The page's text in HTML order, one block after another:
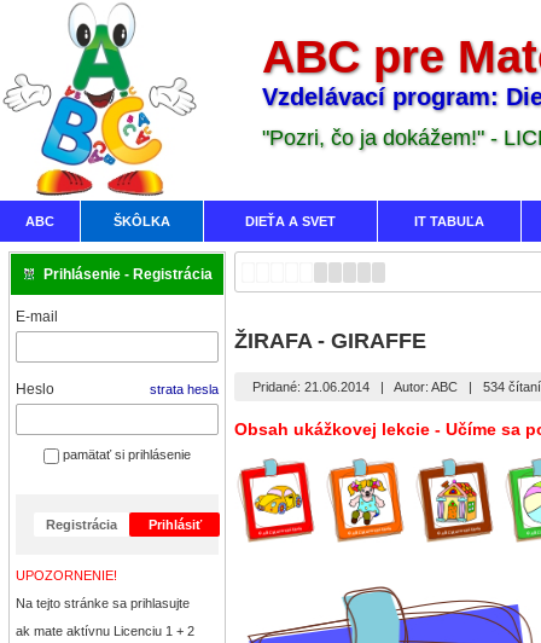
ABC pre
Vzdelávací program:
"Pozri, čo ja dokážem!" -
ABC ŠKÔLKA DIEŤA A SVET IT TABUĽA
Prihlásenie - Registrácia
E-mail
Heslo strata hesla
pamätať si prihlásenie
Registrácia Prihlásiť
UPOZORNENIE!
Na tejto stránke sa prihlasujte
ak mate aktívnu Licenciu 1 + 2
ŽIRAFA - GIRAFFE
Pridané: 21.06.2014 |Autor: ABC |534
Obsah ukážkovej lekcie - Učíme sa